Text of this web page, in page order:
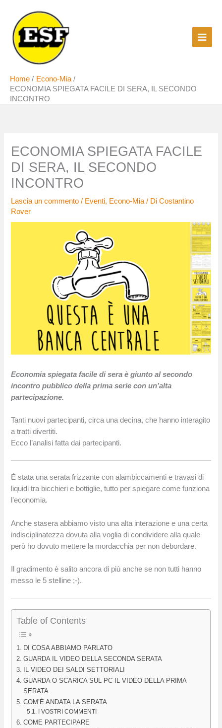
contenuto
Home
Econo-Mia
ECONOMIA SPIEGATA FACILE DI SERA, IL SECONDO
INCONTRO
ECONOMIA SPIEGATA FACILE
DI SERA, IL SECONDO
INCONTRO
Lascia un commento / Eventi, Econo-Mia/ DiCostantino
Rover
Economia spiegata facile di sera è giunto al secondo
incontro pubblico della prima serie con un’alta
partecipazione.
Tanti nuovi partecipanti, circa una decina, che hanno interagito
a tratti divertiti.
Ecco l’analisi fatta dai partecipanti.
È stata una serata frizzante con alambiccamenti e travasi di
liquidi tra bicchieri e bottiglie, tutto per spiegare come funziona
l’economia.
Anche stasera abbiamo visto una alta interazione e una certa
indisciplinatezza dovuta alla voglia di condividere alla quale
però ho dovuto mettere la mordacchia per non debordare.
Il gradimento è salito ancora di più anche se non tutti hanno
messo le 5 stelline ;-).
Table of Contents
DI COSA ABBIAMO PARLATO
GUARDA IL VIDEO DELLA SECONDA SERATA
IL VIDEO DEI SALDI SETTORIALI
GUARDA O SCARICA SUL PC IL VIDEO DELLA PRIMA
SERATA
COM’È ANDATA LA SERATA
I VOSTRI COMMENTI
COME PARTECIPARE